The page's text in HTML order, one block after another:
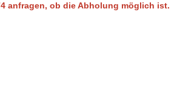
anfragen, ob die Abholung möglich ist.